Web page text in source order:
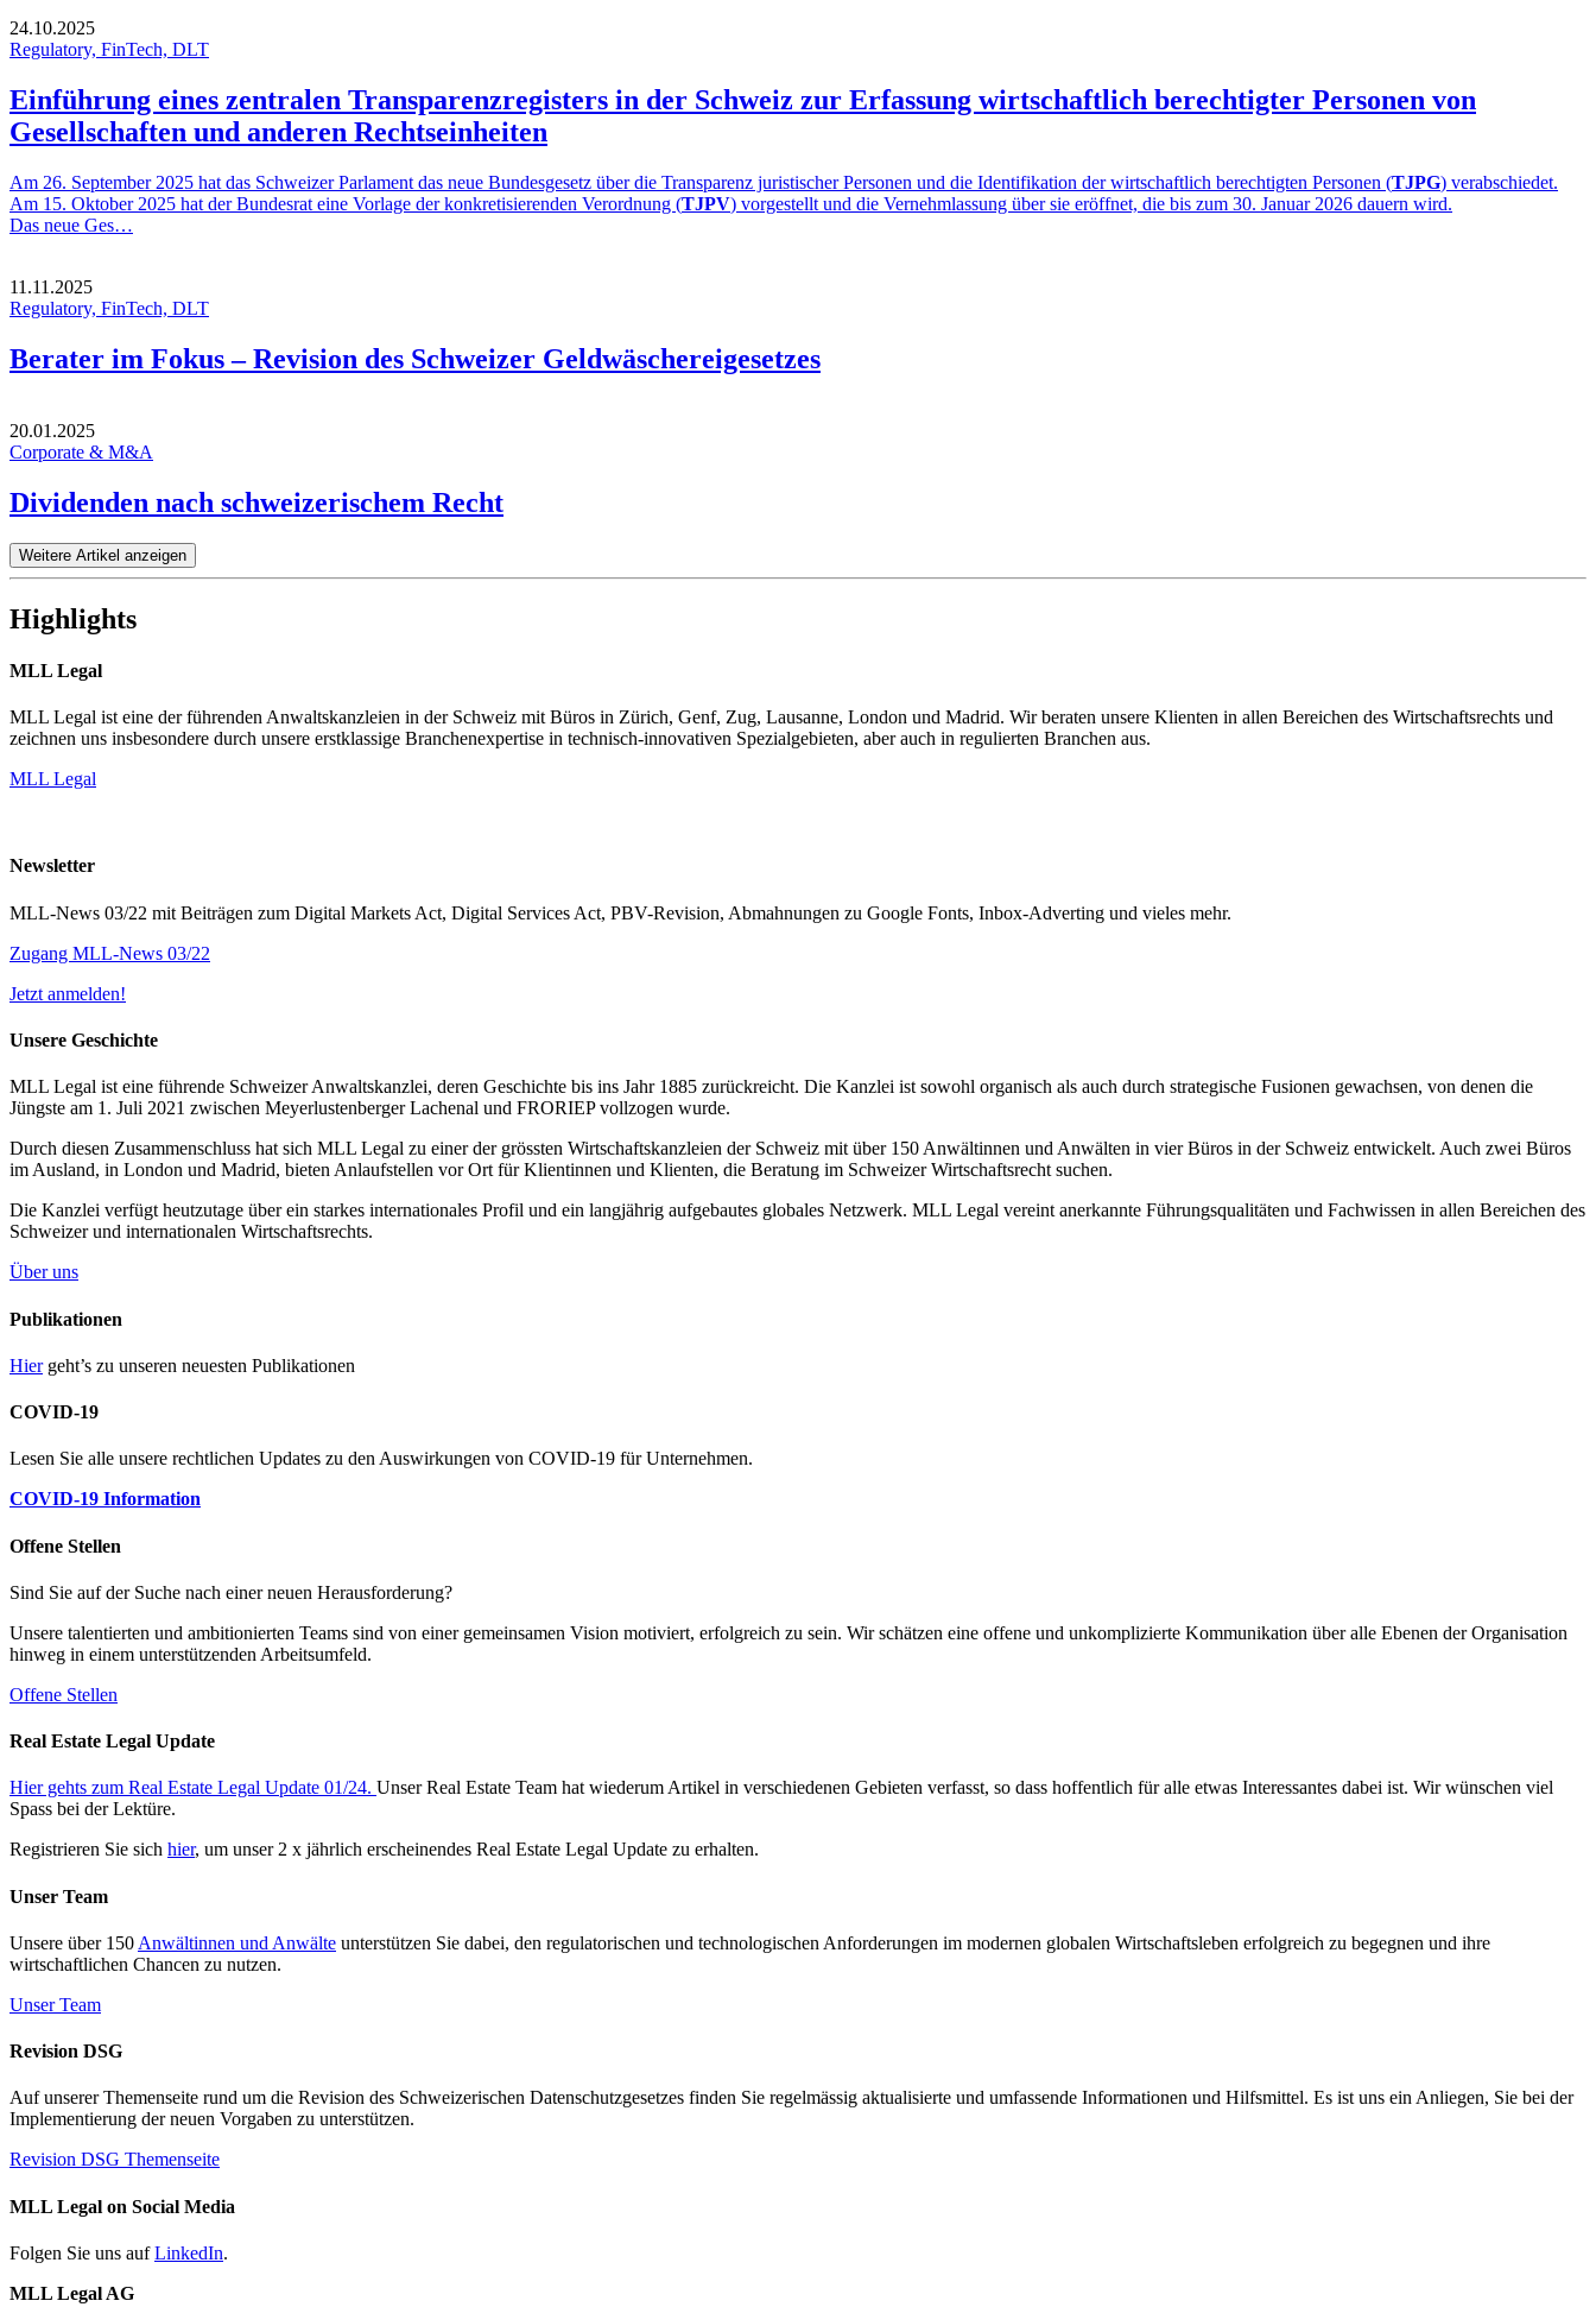
24.10.2025
Regulatory, FinTech, DLT
Einführung eines zentralen Transparenzregisters in der Schweiz zur Erfassung wirtschaftlich berechtigter Personen von
Gesellschaften und anderen Rechtseinheiten
Am 26. September 2025 hat das Schweizer Parlament das neue Bundesgesetz über die Transparenz juristischer Personen und die Identifikation der wirtschaftlich berechtigten Personen (TJPG) verabschiedet.
Am 15. Oktober 2025 hat der Bundesrat eine Vorlage der konkretisierenden Verordnung (TJPV) vorgestellt und die Vernehmlassung über sie eröffnet, die bis zum 30. Januar 2026 dauern wird.
Das neue Ges…
11.11.2025
Regulatory, FinTech, DLT
Berater im Fokus – Revision des Schweizer Geldwäschereigesetzes
20.01.2025
Corporate & M&A
Dividenden nach schweizerischem Recht
Weitere Artikel anzeigen
Highlights
MLL Legal
MLL Legal ist eine der führenden Anwaltskanzleien in der Schweiz mit Büros in Zürich, Genf, Zug, Lausanne, London und Madrid. Wir beraten unsere Klienten in allen Bereichen des Wirtschaftsrechts und
zeichnen uns insbesondere durch unsere erstklassige Branchenexpertise in technisch-innovativen Spezialgebieten, aber auch in regulierten Branchen aus.
MLL Legal
Newsletter
MLL-News 03/22 mit Beiträgen zum Digital Markets Act, Digital Services Act, PBV-Revision, Abmahnungen zu Google Fonts, Inbox-Adverting und vieles mehr.
Zugang MLL-News 03/22
Jetzt anmelden!
Unsere Geschichte
MLL Legal ist eine führende Schweizer Anwaltskanzlei, deren Geschichte bis ins Jahr 1885 zurückreicht. Die Kanzlei ist sowohl organisch als auch durch strategische Fusionen gewachsen, von denen die
Jüngste am 1. Juli 2021 zwischen Meyerlustenberger Lachenal und FRORIEP vollzogen wurde.
Durch diesen Zusammenschluss hat sich MLL Legal zu einer der grössten Wirtschaftskanzleien der Schweiz mit über 150 Anwältinnen und Anwälten in vier Büros in der Schweiz entwickelt. Auch zwei Büros
im Ausland, in London und Madrid, bieten Anlaufstellen vor Ort für Klientinnen und Klienten, die Beratung im Schweizer Wirtschaftsrecht suchen.
Die Kanzlei verfügt heutzutage über ein starkes internationales Profil und ein langjährig aufgebautes globales Netzwerk. MLL Legal vereint anerkannte Führungsqualitäten und Fachwissen in allen Bereichen des
Schweizer und internationalen Wirtschaftsrechts.
Über uns
Publikationen
Hiergeht’s zu unseren neuesten Publikationen
COVID-19
Lesen Sie alle unsere rechtlichen Updates zu den Auswirkungen von COVID-19 für Unternehmen.
COVID-19 Information
Offene Stellen
Sind Sie auf der Suche nach einer neuen Herausforderung?
Unsere talentierten und ambitionierten Teams sind von einer gemeinsamen Vision motiviert, erfolgreich zu sein. Wir schätzen eine offene und unkomplizierte Kommunikation über alle Ebenen der Organisation
hinweg in einem unterstützenden Arbeitsumfeld.
Offene Stellen
Real Estate Legal Update
Hier gehts zum Real Estate Legal Update 01/24. Unser Real Estate Team hat wiederum Artikel in verschiedenen Gebieten verfasst, so dass hoffentlich für alle etwas Interessantes dabei ist. Wir wünschen viel
Spass bei der Lektüre.
Registrieren Sie sich hier, um unser 2 x jährlich erscheinendes Real Estate Legal Update zu erhalten.
Unser Team
Unsere über 150 Anwältinnen und Anwälte unterstützen Sie dabei, den regulatorischen und technologischen Anforderungen im modernen globalen Wirtschaftsleben erfolgreich zu begegnen und ihre
wirtschaftlichen Chancen zu nutzen.
Unser Team
Revision DSG
Auf unserer Themenseite rund um die Revision des Schweizerischen Datenschutzgesetzes finden Sie regelmässig aktualisierte und umfassende Informationen und Hilfsmittel. Es ist uns ein Anliegen, Sie bei der
Implementierung der neuen Vorgaben zu unterstützen.
Revision DSG Themenseite
MLL Legal on Social Media
Folgen Sie uns aufLinkedIn.
MLL Legal AG